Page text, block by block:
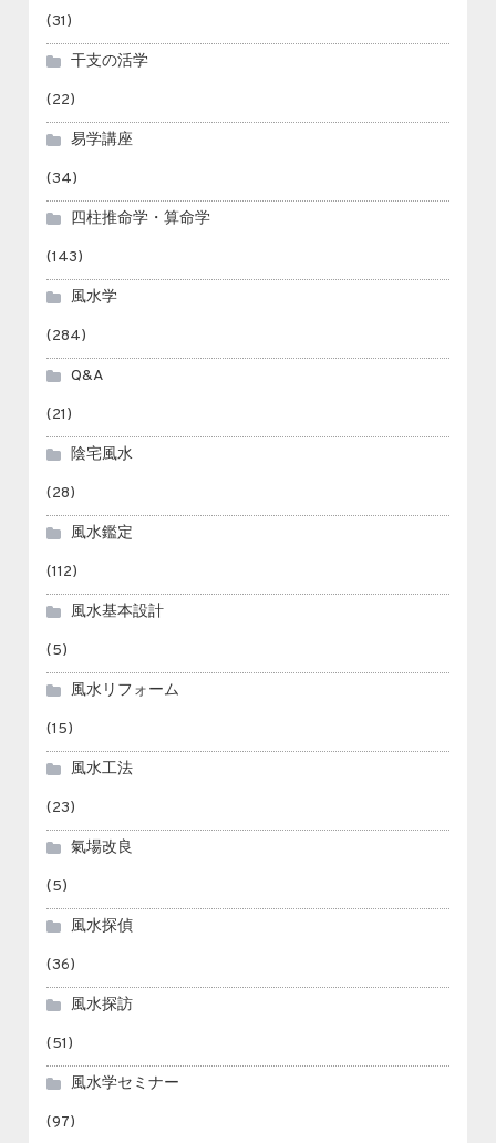
(31)
干支の活学
(22)
易学講座
(34)
四柱推命学・算命学
(143)
風水学
(284)
Q&A
(21)
陰宅風水
(28)
風水鑑定
(112)
風水基本設計
(5)
風水リフォーム
(15)
風水工法
(23)
氣場改良
(5)
風水探偵
(36)
風水探訪
(51)
風水学セミナー
(97)